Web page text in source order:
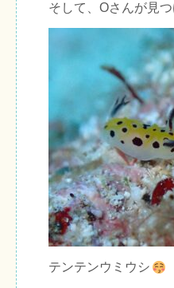
そして、Oさんが見
テンテンウミウシ